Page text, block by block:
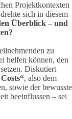
Projektkontexten
sich in diesem
Überblick – und
zu
helfen können, den
Diskutiert
, also dem
sowie der bewusste
beeinflussen – sei